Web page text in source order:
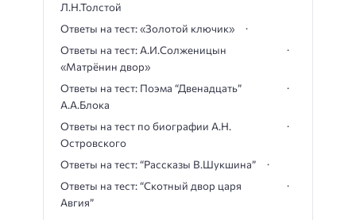
Л.Н.Толстой
Ответы на тест: «Золотой ключик»
Ответы на тест: А.И.Солженицын
«Матрёнин двор»
Ответы на тест: Поэма “Двенадцать”
А.А.Блока
Ответы на тест по биографии А.Н.
Островского
Ответы на тест: “Рассказы В.Шукшина”
Ответы на тест: “Скотный двор царя
Авгия”